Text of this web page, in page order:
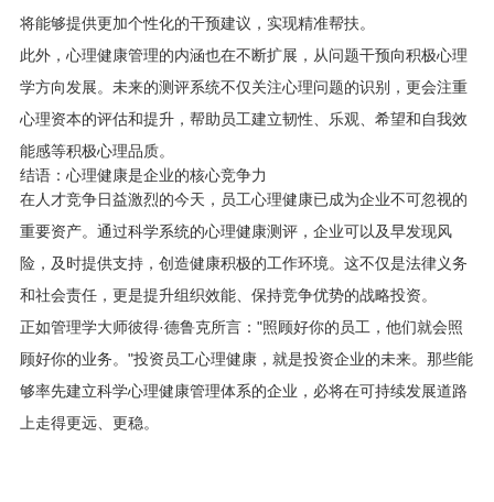
将能够提供更加个性化的干预建议，实现精准帮扶。
此外，心理健康管理的内涵也在不断扩展，从问题干预向积极心理
学方向发展。未来的测评系统不仅关注心理问题的识别，更会注重
心理资本的评估和提升，帮助员工建立韧性、乐观、希望和自我效
能感等积极心理品质。
结语：心理健康是企业的核心竞争力
在人才竞争日益激烈的今天，员工心理健康已成为企业不可忽视的
重要资产。通过科学系统的心理健康测评，企业可以及早发现风
险，及时提供支持，创造健康积极的工作环境。这不仅是法律义务
和社会责任，更是提升组织效能、保持竞争优势的战略投资。
正如管理学大师彼得·德鲁克所言："照顾好你的员工，他们就会照
顾好你的业务。"投资员工心理健康，就是投资企业的未来。那些能
够率先建立科学心理健康管理体系的企业，必将在可持续发展道路
上走得更远、更稳。